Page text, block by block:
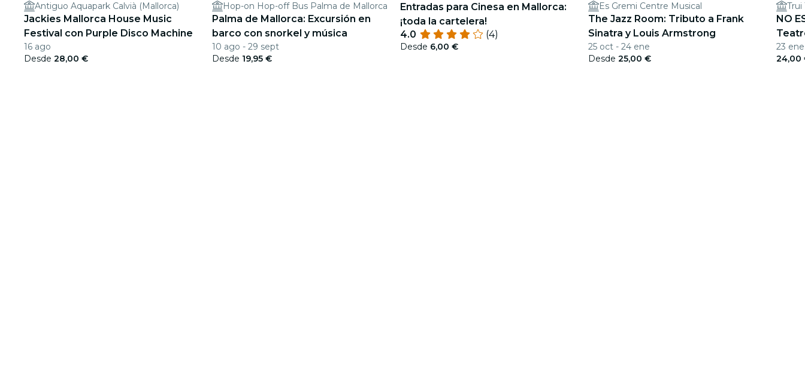
Antiguo Aquapark Calvià (Mallorca)
Jackies Mallorca House Music
Festival con Purple Disco Machine
16 ago
Desde 28,00 €
Hop-on Hop-off Bus Palma de Mallorca
Palma de Mallorca: Excursión en
barco con snorkel y música
10 ago - 29 sept
Desde 19,95 €
Entradas para Cinesa en Mallorca:
¡toda la cartelera!
4.0
(4)
Desde 6,00 €
Es Gremi Centre Musical
The Jazz Room: Tributo a Frank
Sinatra y Louis Armstrong
25 oct - 24 ene
Desde 25,00 €
Trui
NO
23 ene
24,00